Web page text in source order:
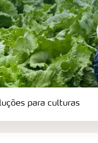
para culturas